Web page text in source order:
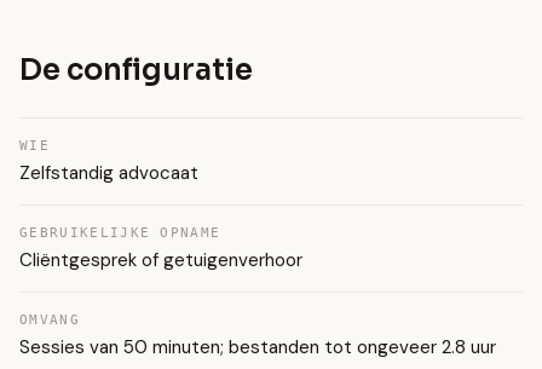
De configuratie
WIE
Zelfstandig advocaat
GEBRUIKELIJKE OPNAME
Cliëntgesprek of getuigenverhoor
OMVANG
Sessies van 50 minuten; bestanden tot ongeveer 2.8 uur